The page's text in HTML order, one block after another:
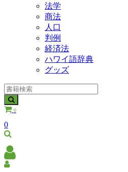
法学
商法
人口
判例
経済法
ハワイ語辞典
グッズ
0
0